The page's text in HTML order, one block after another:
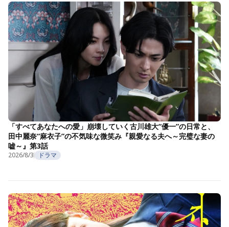
「すべてあなたへの愛」崩壊していく古川雄大“優一”の日常と、
田中麗奈“麻衣子”の不気味な微笑み『親愛なる夫へ～完璧な妻の
嘘～』第3話
2026/8/3 ドラマ